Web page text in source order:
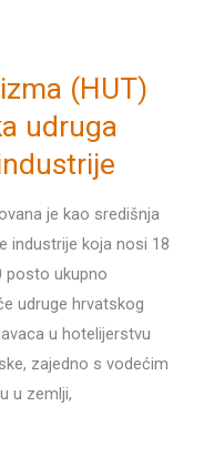
(HUT)
udruga
je kao središnja
industrije koja nosi 18
posto ukupno
udruge hrvatskog
u hotelijerstvu
zajedno s vodećim
u zemlji,